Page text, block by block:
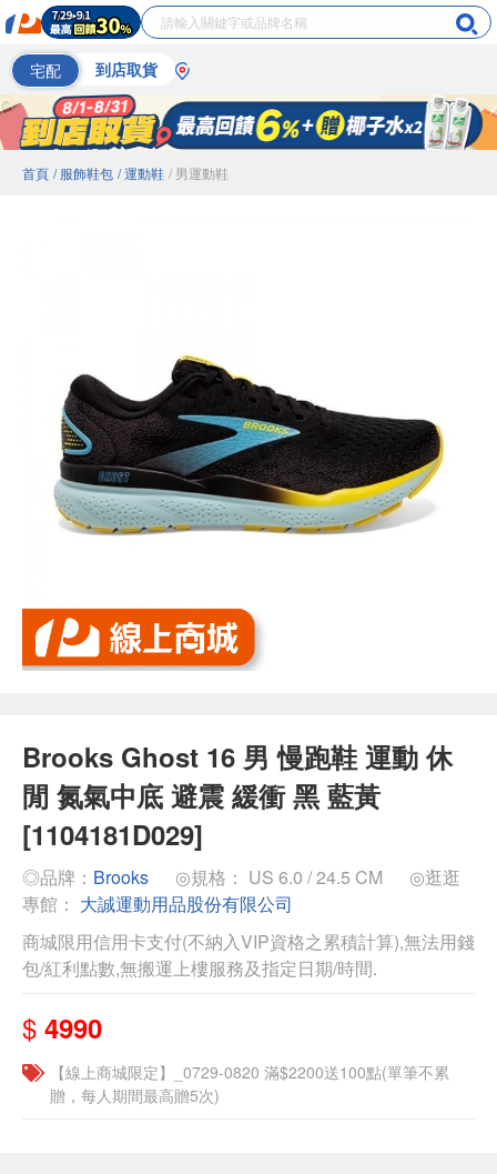
宅配 到店取貨
首頁 / 服飾鞋包 / 運動鞋 / 男運動鞋
Brooks Ghost 16 男 慢跑鞋 運動 休
閒 氮氣中底 避震 緩衝 黑 藍黃
[1104181D029]
◎品牌： Brooks ◎規格： US 6.0 / 24.5 CM
◎逛逛
專館： 大誠運動用品股份有限公司
商城限用信用卡支付(不納入VIP資格之累積計算),無法用錢
包/紅利點數,無搬運上樓服務及指定日期/時間.
$ 4990
【線上商城限定】_0729-0820 滿$2200送100點(單筆不累
贈，每人期間最高贈5次)